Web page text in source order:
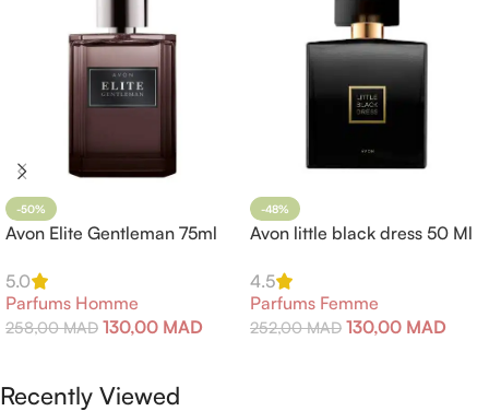
-50%
Avon Elite Gentleman 75ml
5.0
Parfums Homme
258,00MAD 130,00 MAD
-48%
Avon little black dress 50 Ml
4.5
Parfums Femme
252,00MAD 130,00 MAD
Recently Viewed